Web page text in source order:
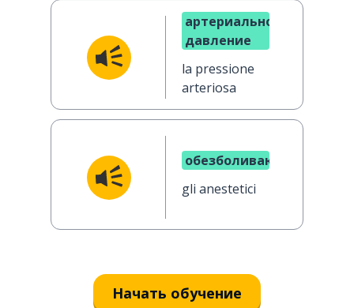
артериальное
давление
la pressione
arteriosa
обезболивающее
gli anestetici
Начать обучение